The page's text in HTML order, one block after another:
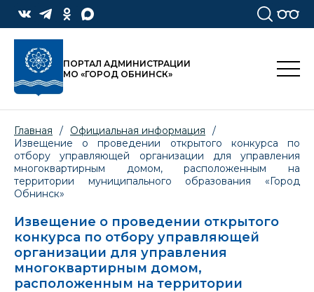
ПОРТАЛ АДМИНИСТРАЦИИ
МО «ГОРОД ОБНИНСК»
Главная / Официальная информация
/
Извещение о проведении открытого конкурса по
отбору управляющей организации для управления
многоквартирным домом, расположенным на
территории муниципального образования «Город
Обнинск»
Извещение о проведении открытого
конкурса по отбору управляющей
организации для управления
многоквартирным домом,
расположенным на территории